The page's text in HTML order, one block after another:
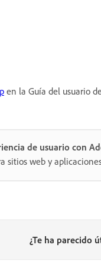
en la Guía del usuario
de usuario con
sitios web y
¿Te ha parecido